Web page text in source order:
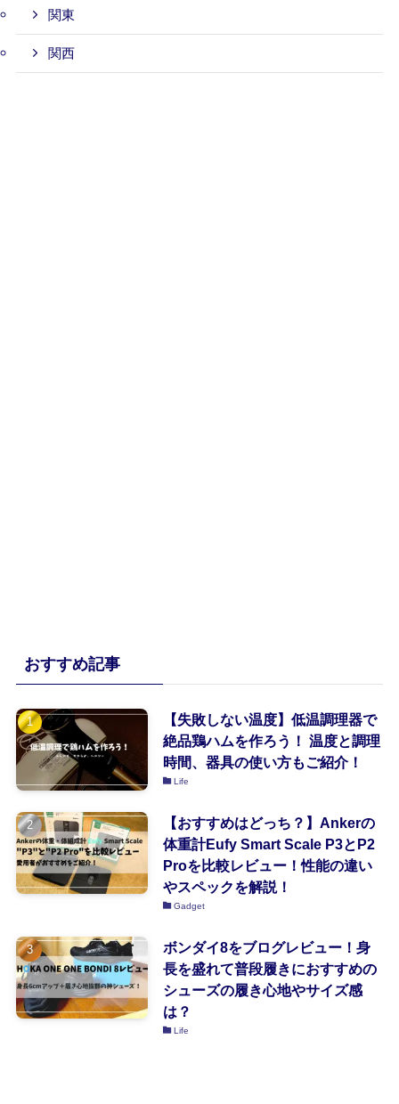
関東
関西
おすすめ記事
【失敗しない温度】低温調理器で
絶品鶏ハムを作ろう！ 温度と調理
時間、器具の使い方もご紹介！
Life
【おすすめはどっち？】Ankerの
体重計Eufy Smart Scale P3とP2
Proを比較レビュー！性能の違い
やスペックを解説！
Gadget
ボンダイ8をブログレビュー！身
長を盛れて普段履きにおすすめの
シューズの履き心地やサイズ感
は？
Life